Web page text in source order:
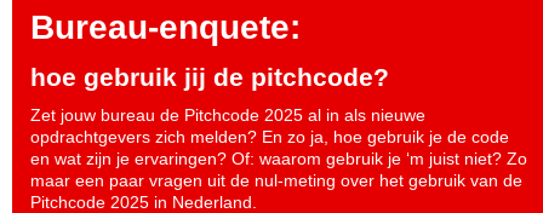
Bureau-enquete:
hoe gebruik jij de pitchcode?
Zet jouw bureau de Pitchcode 2025 al in als nieuwe
opdrachtgevers zich melden? En zo ja, hoe gebruik je de code
en wat zijn je ervaringen? Of: waarom gebruik je ‘m juist niet? Zo
maar een paar vragen uit de nul-meting over het gebruik van de
Pitchcode 2025 in Nederland.